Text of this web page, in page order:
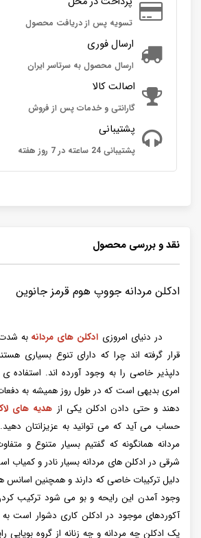
تسویه پس از دریافت محصول
ارسال فوری
ارسال محصول به سرتاسر ایران
اصالت کالا
گارانتی و خدمات پس از فروش
پشتیبانی
پشتیبانی 24 ساعته در 7 روز هفته
نقد و بررسی محصول
ادکلن مردانه جووپ هوم قرمز جانوین
در دنیای امروزی ادکلن های مردانه به
قرار گرفته اند چرا که دارای تنوع بسیاری
دلپذیر خاصی را به وجود آورده اند. استفاده
امری بدیهی است که در طول روز همیشه به
دهند و حتی دادن ادکلن یکی از هدیه های
حساب می آید که می توانید به عزیزانتان
مردانه همانگونه که گفتیم بسیار متنوع و
شرقی در ادکلن های مردانه بسیار نادر و کمیاب
دلیل ترکیبات خاصی که دارند و‌ همچنین اسانس
وجود آمدن این رایحه و بو می شود ترکیب
آکوردهای موجود در ادکلن کاری دشوار است
یک ادکلن چه مردانه و چه زنانه از گروه بویایی